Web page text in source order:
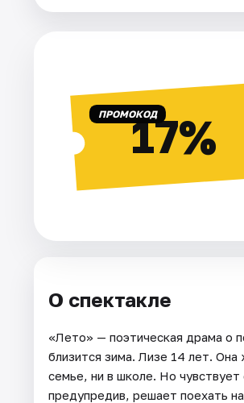
Площадки
Рейтинги
ПРОМОКОД17%
О спектакле
«Лето» — поэтическая драма о
близится зима. Лизе 14 лет.
семье, ни в школе. Но
предупредив, решает поехать